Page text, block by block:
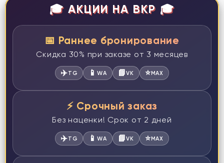
🎓 АКЦИИ НА ВКР 🎓
📅 Раннее бронирование
Скидка 30% при заказе от 3 месяцев
✈️TG 📱WA 📘VK ⭐MAX
⚡ Срочный заказ
Без наценки! Срок от 2 дней
✈️TG 📱WA 📘VK ⭐MAX